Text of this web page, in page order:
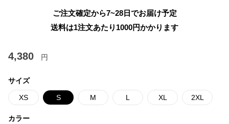
ご注文確定から7~28日でお届け予定
送料は1注文あたり 1000円かかります
4,380 円
サイズ
XS S M L XL 2XL
カラー